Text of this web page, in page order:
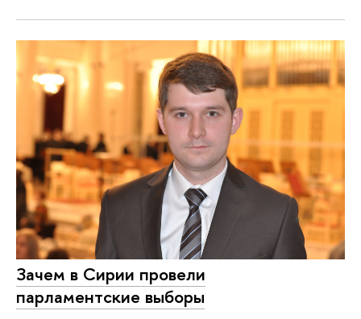
Зачем в Сирии провели
парламентские выборы